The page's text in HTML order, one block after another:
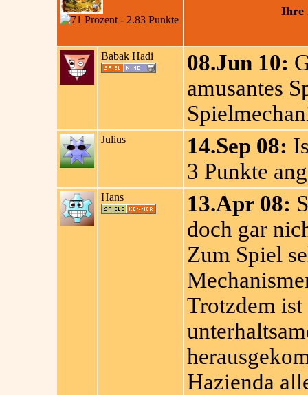
Ihre
Babak Hadi 08.Jun 10:
amusantes
Julius 14.Sep 08:
3 Punkte
Hans 13.Apr 08:
doch gar
Zum Spiel
Trotzdem ist
Hazienda